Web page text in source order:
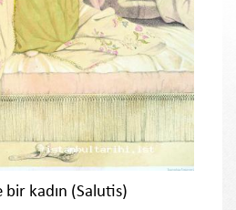
bir kadın (Salutis)